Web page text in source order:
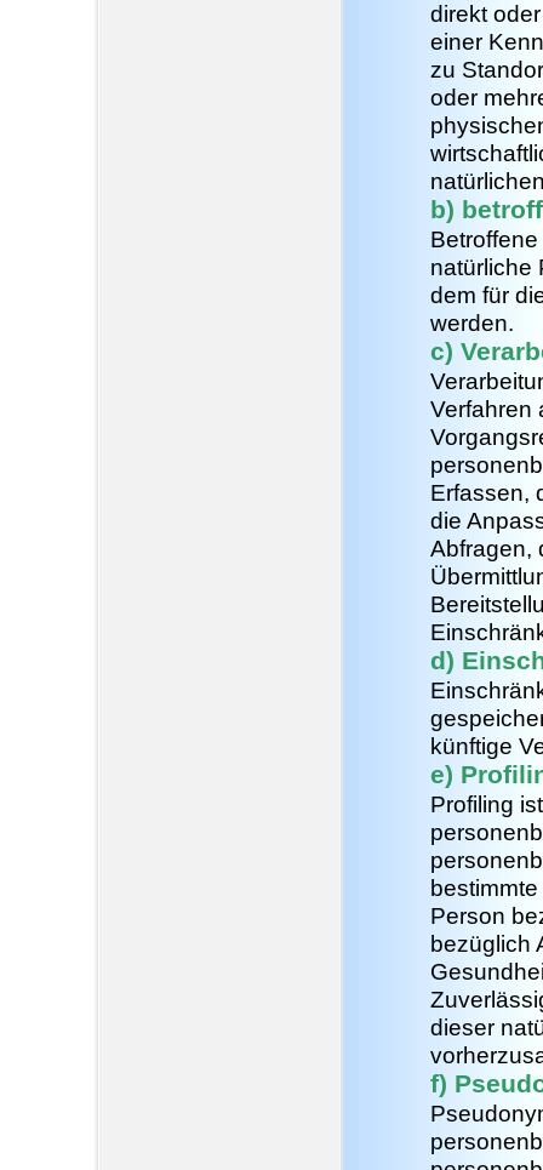
direkt
einer
zu
oder
b)
natürliche
dem für
werden.
c)
Verfahren
Erfassen,
die
Abfragen,
d)
künftige
e)
Profiling
Person
bezüglich
dieser
f)